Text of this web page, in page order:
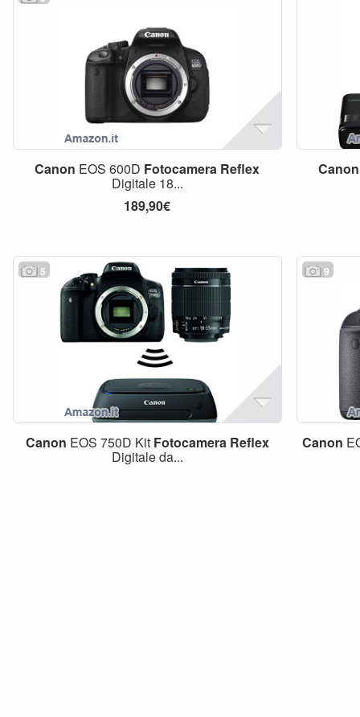
Canon EOS 600D Fotocamera Reflex
Digitale 18...
189,90€
Canon
5
Canon EOS 750D Kit Fotocamera Reflex
Digitale da...
9
Canon